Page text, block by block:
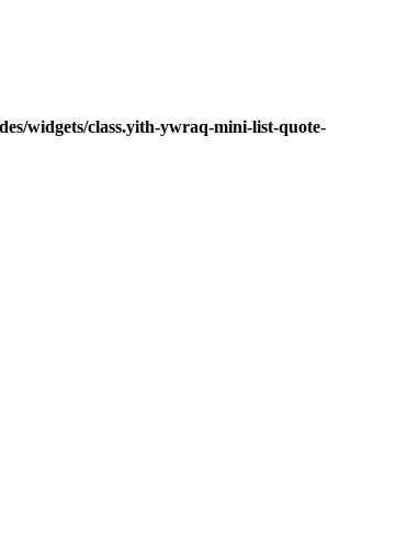
widgets/class.yith-ywraq-mini-list-quote-